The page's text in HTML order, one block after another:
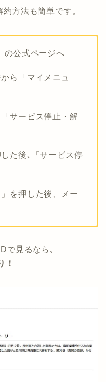
方法も簡単です。
の公式ページへ
ら「マイメニュ
サービス停止・解
た後､「サービス停
を押した後、メー
で見るなら､
！